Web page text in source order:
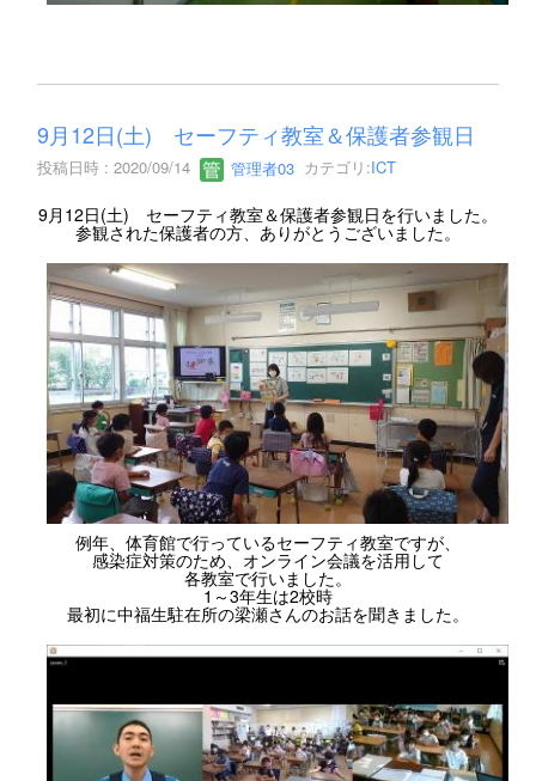
9月12日(土) セーフティ教室＆保護者参観日
投稿日時 : 2020/09/14 管理者03 カテゴリ:ICT
9月12日(土) セーフティ教室＆保護者参観日を行いました。
参観された保護者の方、ありがとうございました。
例年、体育館で行っているセーフティ教室ですが、
感染症対策のため、オンライン会議を活用して
各教室で行いました。
1～3年生は2校時
最初に中福生駐在所の梁瀬さんのお話を聞きました。